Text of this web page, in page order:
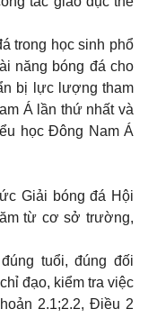
trong học sinh phổ
năng bóng đá cho
bị lực lượng tham
Á lần thứ nhất và
học Đông Nam Á
Giải bóng đá Hội
từ cơ sở trường,
tuổi, đúng đối
đạo, kiểm tra việc
2.1;2.2, Điều 2